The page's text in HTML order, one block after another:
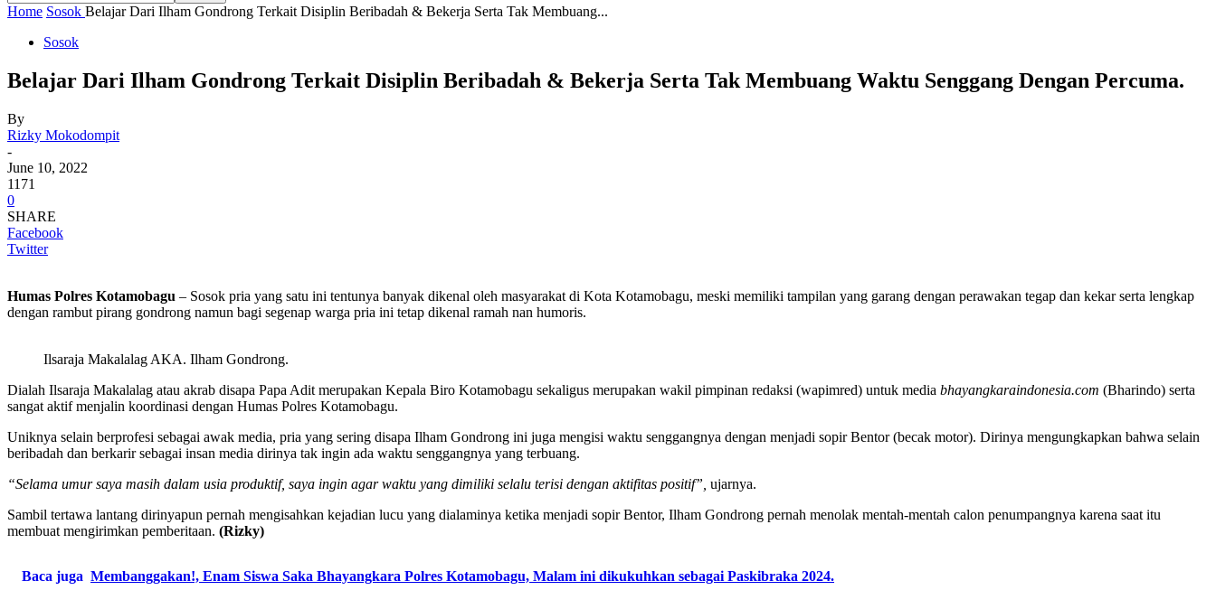
Home Sosok Belajar Dari Ilham Gondrong Terkait Disiplin Beribadah & Bekerja Serta Tak Membuang...
Sosok
Belajar Dari Ilham Gondrong Terkait Disiplin Beribadah & Bekerja Serta Tak Membuang Waktu Senggang Dengan Percuma.
By
Rizky Mokodompit
-
June 10, 2022
1171
0
SHARE
Facebook
Twitter
Humas Polres Kotamobagu – Sosok pria yang satu ini tentunya banyak dikenal oleh masyarakat di Kota Kotamobagu, meski memiliki tampilan yang garang dengan perawakan tegap dan kekar serta lengkap
dengan rambut pirang gondrong namun bagi segenap warga pria ini tetap dikenal ramah nan humoris.
Ilsaraja Makalalag AKA. Ilham Gondrong.
Dialah Ilsaraja Makalalag atau akrab disapa Papa Adit merupakan Kepala Biro Kotamobagu sekaligus merupakan wakil pimpinan redaksi (wapimred) untuk media bhayangkaraindonesia.com (Bharindo) serta
sangat aktif menjalin koordinasi dengan Humas Polres Kotamobagu.
Uniknya selain berprofesi sebagai awak media, pria yang sering disapa Ilham Gondrong ini juga mengisi waktu senggangnya dengan menjadi sopir Bentor (becak motor). Dirinya mengungkapkan bahwa selain
beribadah dan berkarir sebagai insan media dirinya tak ingin ada waktu senggangnya yang terbuang.
“Selama umur saya masih dalam usia produktif, saya ingin agar waktu yang dimiliki selalu terisi dengan aktifitas positif”, ujarnya.
Sambil tertawa lantang dirinyapun pernah mengisahkan kejadian lucu yang dialaminya ketika menjadi sopir Bentor, Ilham Gondrong pernah menolak mentah-mentah calon penumpangnya karena saat itu
membuat mengirimkan pemberitaan. (Rizky)
Baca juga Membanggakan!, Enam Siswa Saka Bhayangkara Polres Kotamobagu, Malam ini dikukuhkan sebagai Paskibraka 2024.